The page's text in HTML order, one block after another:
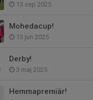
13 sep 2025
Mohedacup!
13 jun 2025
Derby!
3 maj 2025
Hemmapremiär!